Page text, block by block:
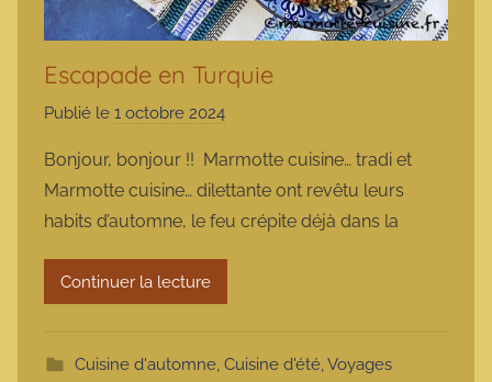
Escapade en Turquie
Publié le 1 octobre 2024
r
m
a
r
t
Bonjour, bonjour !! Marmotte cuisine… tradi et
Marmotte cuisine… dilettante ont revêtu leurs
habits d’automne, le feu crépite déjà dans la
Continuer la lecture
Cuisine d'automne, Cuisine d'été,Voyages